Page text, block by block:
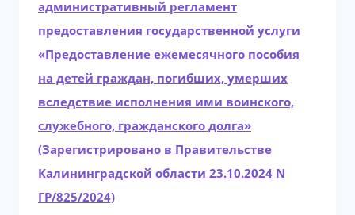
административный регламент
предоставления государственной услуги
«Предоставление ежемесячного пособия
на детей граждан, погибших, умерших
вследствие исполнения ими воинского,
служебного, гражданского долга»
(Зарегистрировано в Правительстве
Калининградской области 23.10.2024 N
ГР/825/2024)